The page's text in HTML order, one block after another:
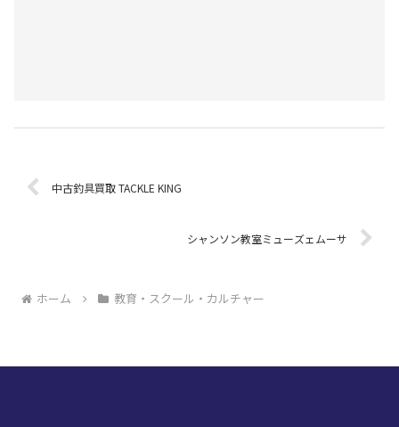
中古釣具買取 TACKLE KING
シャンソン教室ミューズェムーサ
ホーム 教育・スクール・カルチャー